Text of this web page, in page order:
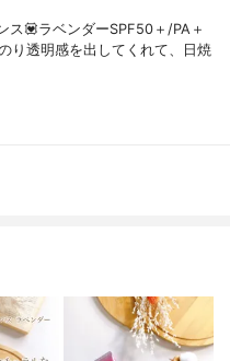
ス💟ラベンダーSPF50＋/PA＋
り透明感を出してくれて、日焼